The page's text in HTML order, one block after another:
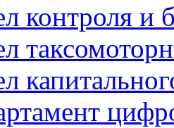
контроля и